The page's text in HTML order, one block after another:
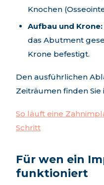
Knochen
Aufbau und Krone:
das Abutment
Krone befestigt.
Den ausführlichen
Zeiträumen finden
So läuft eine
Schritt
Für wen ein
funktioniert